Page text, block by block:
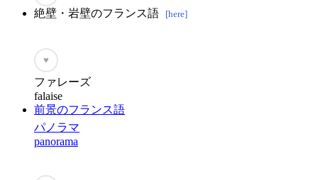
絶壁・岩壁のフランス語 [here]
♥
ファレーズ
falaise
前景のフランス語
パノラマ
panorama